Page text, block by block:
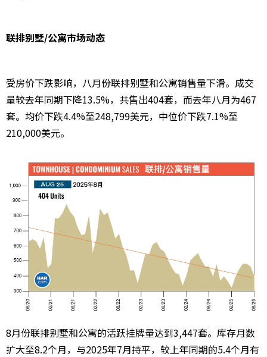
联排别墅/公寓市场动态
受房价下跌影响，八月份联排别墅和公寓销售量下滑。成交
量较去年同期下降13.5%，共售出404套，而去年八月为467
套。均价下跌4.4%至248,799美元，中位价下跌7.1%至
210,000美元。
8月份联排别墅和公寓的活跃挂牌量达到3,447套。库存月数
扩大至8.2个月，与2025年7月持平，较上年同期的5.4个月有